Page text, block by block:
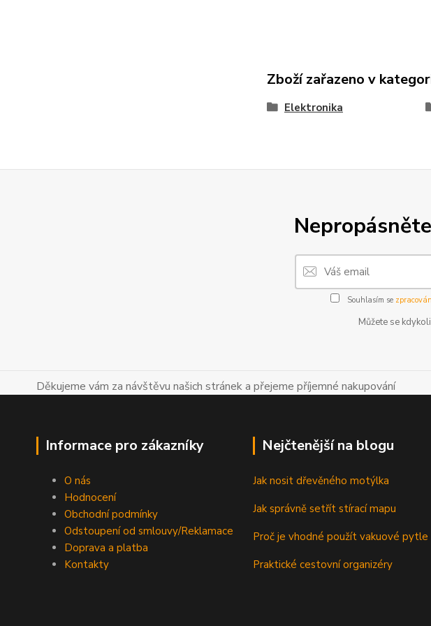
Zboží zařazeno v
Elektronika
Souhlasím se
Můžete se
Děkujeme vám za návštěvu našich stránek a přejeme příjemné nakupování
Informace pro zákazníky
O nás
Hodnocení
Obchodní podmínky
Odstoupení od smlouvy/Reklamace
Doprava a platba
Kontakty
Nejčtenější na blogu
Jak nosit dřevěného motýlka
Jak správně setřít stírací mapu
Proč je vhodné použít vakuové pytle
Praktické cestovní organizéry